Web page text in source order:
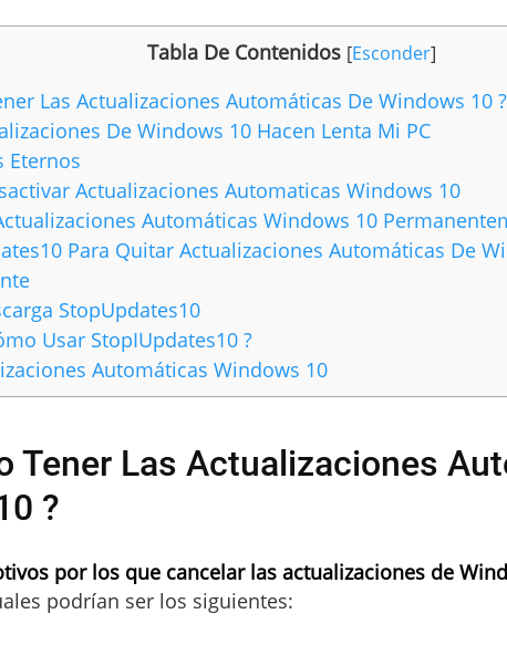
Tabla De Contenidos [Esconder]
Las Actualizaciones Automáticas De Windows 10 ?
De Windows 10 Hacen Lenta Mi PC
Eternos
Actualizaciones Automaticas Windows 10
Automáticas Windows 10
Para Quitar Actualizaciones Automáticas De
StopUpdates10
Usar StopIUpdates10 ?
Automáticas Windows 10
Tener Las Actualizaciones
?
por los que cancelar las actualizaciones de
podrían ser los siguientes: